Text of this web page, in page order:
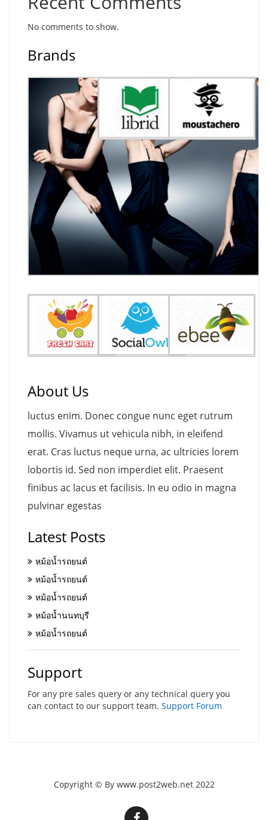
No comments to show.
Brands
About Us
luctus enim. Donec congue nunc eget rutrum
mollis. Vivamus ut vehicula nibh, in eleifend
erat. Cras luctus neque urna, ac ultricies lorem
lobortis id. Sed non imperdiet elit. Praesent
finibus ac lacus et facilisis. In eu odio in magna
pulvinar egestas
Latest Posts
หม้อน้ำรถยนต์
หม้อน้ำรถยนต์
หม้อน้ำรถยนต์
หม้อน้ำนนทบุรี
หม้อน้ำรถยนต์
Support
For any pre sales query or any technical query you
can contact to our support team. Support Forum
Copyright © By www.post2web.net 2022